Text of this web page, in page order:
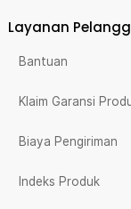
Layanan
Bantuan
Klaim Garansi
Biaya Pengiriman
Indeks Produk